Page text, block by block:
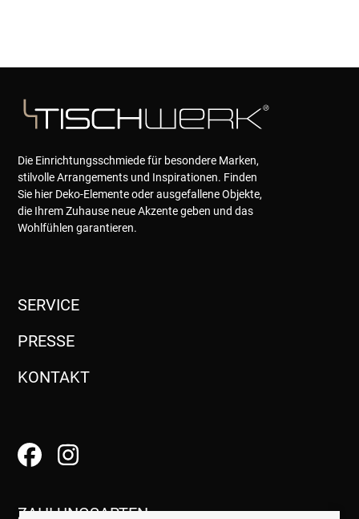
Die Einrichtungsschmiede für besondere Marken,
stilvolle Arrangements und Inspirationen. Finden
Sie hier Deko-Elemente oder ausgefallene Objekte,
die Ihrem Zuhause neue Akzente geben und das
Wohlfühlen garantieren.
SERVICE
PRESSE
KONTAKT
ZAHLUNGSARTEN